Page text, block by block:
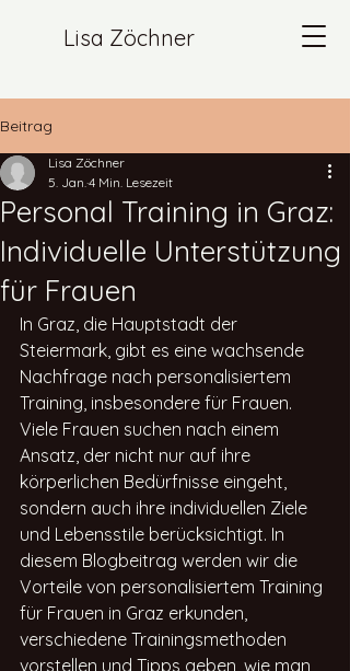
Lisa Zöchner
Beitrag
Personal Training in Graz:
Individuelle Unterstützung
für Frauen
Lisa Zöchner
5. Jan.4 Min. Lesezeit
In Graz, die Hauptstadt der
Steiermark, gibt es eine wachsende
Nachfrage nach personalisiertem
Training, insbesondere für Frauen.
Viele Frauen suchen nach einem
Ansatz, der nicht nur auf ihre
körperlichen Bedürfnisse eingeht,
sondern auch ihre individuellen Ziele
und Lebensstile berücksichtigt. In
diesem Blogbeitrag werden wir die
Vorteile von personalisiertem Training
für Frauen in Graz erkunden,
verschiedene Trainingsmethoden
vorstellen und Tipps geben, wie man